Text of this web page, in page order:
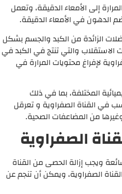
إلى الأمعاء الدقيقة، وتعمل
الدهون في الأمعاء الدقيقة.
الزائدة من الكبد والجسم بشكل
الاستقلاب والتي تنتج في الكبد في
لإفراغ محتويات المرارة في
المختلفة، بما في ذلك
في القناة الصفراوية و تعرقل
من المضاعفات الصحية.
الصفراوية
ويجب إزالة الحصى من القناة
الصفراوية، ويمكن أن تنجم عن